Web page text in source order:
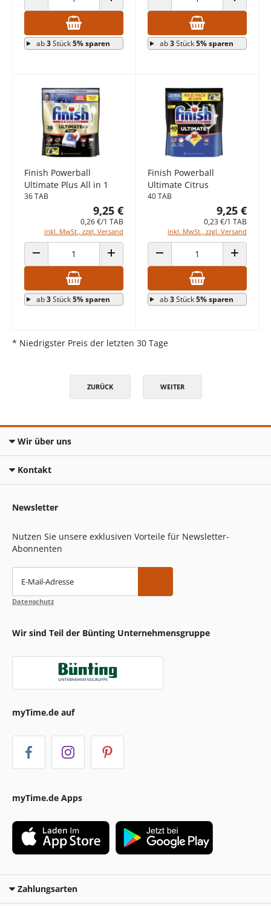
ANZAHL VERRINGERN ANZAHL ERHÖHEN
ab3Stück5% sparen
ANZAHL VERRINGERN ANZAHL
ab3Stück5% sparen
Finish Powerball
Ultimate Plus All in 1
36 TAB
9,25 €
0,26 €/1 TAB
inkl. MwSt., zzgl. Versand
ANZAHL VERRINGERN ANZAHL ERHÖHEN
ab3Stück5% sparen
Finish Powerball
Ultimate Citrus
40 TAB
9,25 €
0,23 €/1 TAB
inkl. MwSt., zzgl. Versand
ANZAHL VERRINGERN ANZAHL
ab3Stück5% sparen
* Niedrigster Preis der letzten 30 Tage
ZURÜCK WEITER
Wir über uns
Kontakt
Newsletter
Nutzen Sie unsere exklusiven Vorteile für Newsletter-
Abonnenten
E-Mail-Adresse
Datenschutz
Wir sind Teil der Bünting Unternehmensgruppe
myTime.de auf
myTime.de Apps
Zahlungsarten